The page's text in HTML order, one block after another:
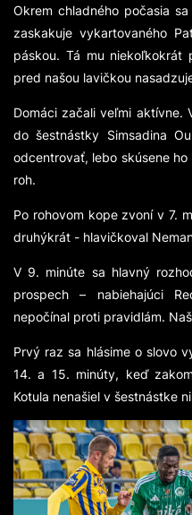
Okrem chladného počasia
zaskakuje vykartovaného
páskou. Tá mu
pred našou lavičkou
Domáci začali veľmi aktívne.
do šestnástky Simsadina
odcentrovať, lebo skúsene
roh.
Po rohovom kope zvoní v 7.
druhýkrát - hlavičkoval
V 9. minúte sa hlavný
prospech – nabiehajúci
nepočínal proti pravidlám.
Prvý raz sa hlásime o slovo
14. a 15. minúty, keď
Kotula nenašiel v šestnástke